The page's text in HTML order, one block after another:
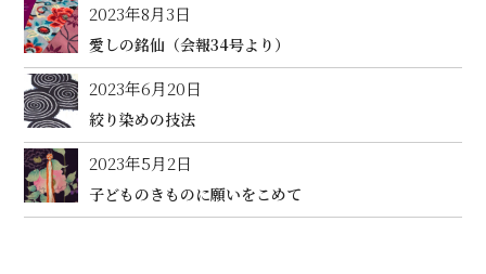
2023年8月3日
愛しの銘仙（会報34号より）
2023年6月20日
絞り染めの技法
2023年5月2日
子どものきものに願いをこめて